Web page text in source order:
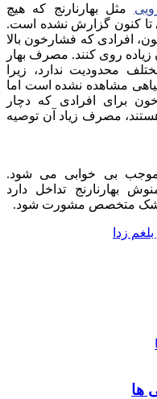
مثل بهارنارنج که هیچ
کنون گزارش نشده است.
افرادی که فشارخون بالا
زیاده روی کنند. مصرف بهار
محدودیت ندارد، زیرا
مشاهده نشده است اما
برای افرادی که دچار
مصرف زیاد آن توصیه
بی خوابی می شود.
بهارنارنج تداخل دارد
پزشک متخصص مشورت شود.
زدا
ها